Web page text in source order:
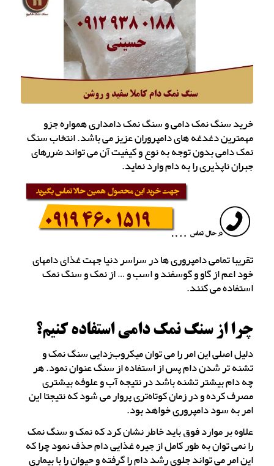
خرید سنگ نمک دامی و سنگ نمک دامداری همواره جزو
مهمترین دغدغه های دامپروران عزیز می باشد. انتخاب سنگ
نمک دامی بدون توجه به نوع و کیفیت آن می تواند ضررهای
جبران ناپذیری را به دام وارد نماید.
تقریبا تمامی دامپروری ها در سراسر دنیا جهت غذای دامهای
خود اعم از گاو و گوسفند و اسب و … از نمک و سنگ نمک
استفاده می کنند.
چرا از سنگ نمک دامی استفاده کنیم؟
دلیل اصلی این امر را می توان میکروب‌زدایی سنگ نمک و
تشنه تر شدن دام پس از استفاده از سنگ عنوان نمود. هر
چه دام بیشتر تشنه باشد در نتیجه آب و علوفه بیشتری
مصرف کرده و در زمان کوتاه‌تری پروار می شود که نتیجتا این
امر به سود دامپروری خواهد بود.
علاوه بر موارد فوق باید خاطر نشان کرد که نمک و سنگ نمک
را نمی توان به طور کامل از جیره غذایی دام حذف نمود چرا که
این امر می تواند جلوی رشد دام را گرفته و حیوان را با بیماری